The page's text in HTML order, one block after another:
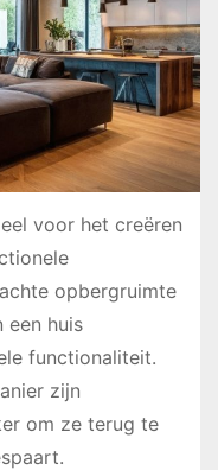
voor het creëren
opbergruimte
een huis
functionaliteit.
zijn
om ze terug te